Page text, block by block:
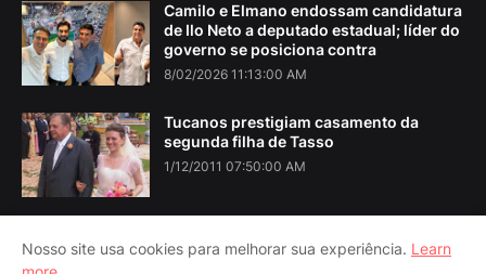
Camilo e Elmano endossam candidatura
de Ilo Neto a deputado estadual; líder do
governo se posiciona contra
8/02/2026 11:13:00 AM
Tucanos prestigiam casamento da
segunda filha de Tasso
1/12/2011 07:50:00 AM
Nosso site usa cookies para melhorar sua experiência. Learn